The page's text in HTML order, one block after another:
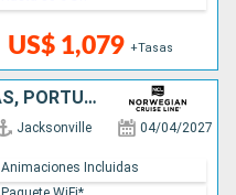
US$ 1,079 +Tasas
ESTADOS UNIDOS, BAHAMAS, PORTUGAL
Jacksonville 04/04/2027
Animaciones Incluidas